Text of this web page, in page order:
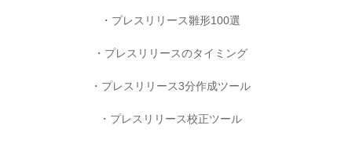
プレスリリース雛形100選
プレスリリースのタイミング
プレスリリース3分作成ツール
プレスリリース校正ツール